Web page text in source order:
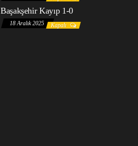
Başakşehir Kayıp 1-0
18 Aralık 2025 Kapalı